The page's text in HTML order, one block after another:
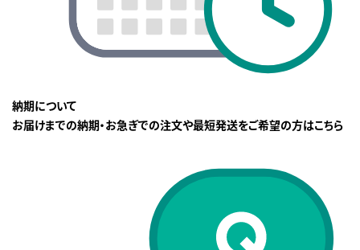
納期について
お届けまでの納期・お急ぎでの注文や最短発送をご希望の方はこちら